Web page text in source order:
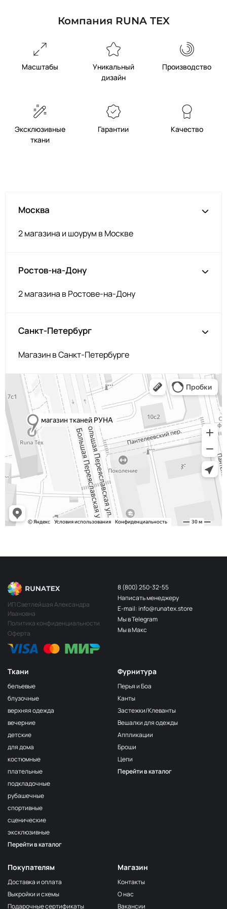
Компания RUNA TEX
Масштабы
Уникальный
дизайн
Производство
Эксклюзивные
ткани
Гарантии Качество
Москва
2 магазина и шоурум в Москве
Ростов-на-Дону
2 магазина в Ростове-на-Дону
Санкт-Петербург
Магазин в Санкт-Петербурге
Ткани
бельевые
блузочные
верхняя одежда
вечерние
детские
для дома
костюмные
плательные
подкладочные
рубашечные
спортивные
сценические
эксклюзивные
Перейти в каталог
Фурнитура
Перья и Боа
Канты
Застежки/Клеванты
Вешалки для одежды
Аппликации
Броши
Цепи
Перейти в каталог
Покупателям
Доставка и оплата
Выкройки и схемы
Подарочные сертификаты
Магазин
Контакты
О нас
Вакансии
ИП Светлейшая Александра
Ивановна
Политика конфиденциальности
Оферта
8 (800) 250-32-55
Написать менеджеру
E-mail: info@runatex.store
Мы в Telegram
Мы в Макс